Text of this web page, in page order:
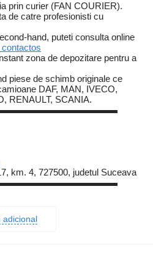
prin curier (FAN COURIER).
de catre profesionisti cu
hand, puteti consulta online
zona de depozitare pentru a
piese de schimb originale ce
DAF, MAN, IVECO,
RENAULT, SCANIA.
km. 4, 727500, judetul Suceava
adicional